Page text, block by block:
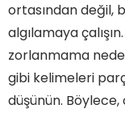
ortasından değil,
algılamaya
zorlanmama
gibi kelimeleri
düşünün.